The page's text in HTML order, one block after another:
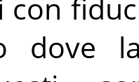
con
dove